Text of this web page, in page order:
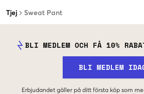
Tjej Sweat Pant
BLI MEDLEM OCH FÅ 10%
BLI MEDLEM
Erbjudandet gäller på ditt första köp som